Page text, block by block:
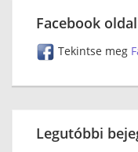
Facebook
Tekintse meg
Legutóbbi